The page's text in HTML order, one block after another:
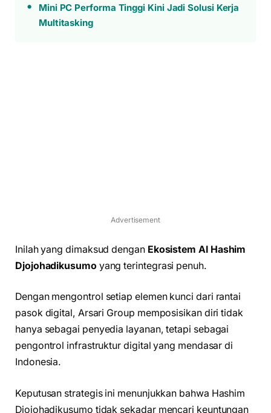
Mini PC Performa Tinggi Kini Jadi Solusi Kerja
Multitasking
Advertisement
Inilah yang dimaksud dengan Ekosistem AI Hashim
Djojohadikusumoyang terintegrasi penuh.
Dengan mengontrol setiap elemen kunci dari rantai
pasok digital, Arsari Group memposisikan diri tidak
hanya sebagai penyedia layanan, tetapi sebagai
pengontrol infrastruktur digital yang mendasar di
Indonesia.
Keputusan strategis ini menunjukkan bahwa Hashim
Djojohadikusumo tidak sekadar mencari keuntungan